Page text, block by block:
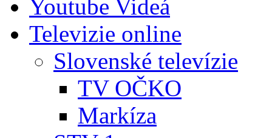
Youtube Videá
Televizie online
Slovenské televízie
TV OČKO
Markíza